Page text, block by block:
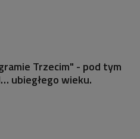
Trzecim" - pod tym
ubiegłego wieku.